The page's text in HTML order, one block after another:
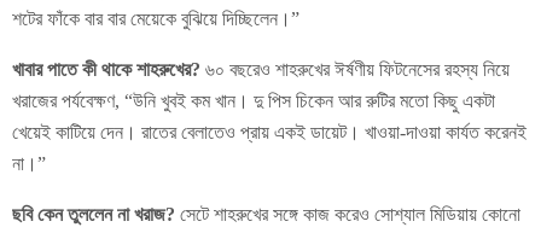
শটের ফাঁকে বার বার মেয়েকে বুঝিয়ে দিচ্ছিলেন।”
খাবার পাতে কী থাকে শাহরুখের? ৬০ বছরেও শাহরুখের ঈর্ষণীয় ফিটনেসের রহস্য নিয়ে
খরাজের পর্যবেক্ষণ, “উনি খুবই কম খান। দু পিস চিকেন আর রুটির মতো কিছু একটা
খেয়েই কাটিয়ে দেন। রাতের বেলাতেও প্রায় একই ডায়েট। খাওয়া-দাওয়া কার্যত করেনই
না।”
ছবি কেন তুললেন না খরাজ? সেটে শাহরুখের সঙ্গে কাজ করেও সোশ্যাল মিডিয়ায় কোনো